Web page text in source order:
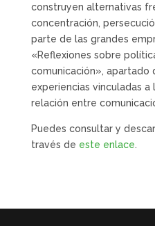
construyen alternativas
concentración,
parte de las grandes
«Reflexiones sobre
comunicación», apartado
experiencias vinculadas a
relación entre
Puedes consultar y
través de este enlace.